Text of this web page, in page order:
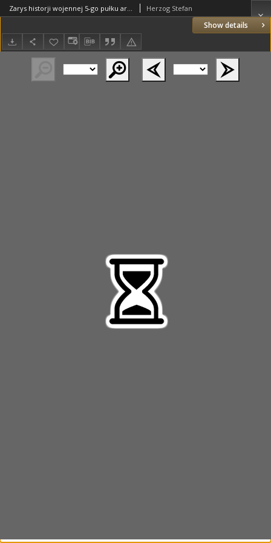
Show details
Zarys historji wojennej 5-go pułku artylerji ciężkiej Herzog Stefan